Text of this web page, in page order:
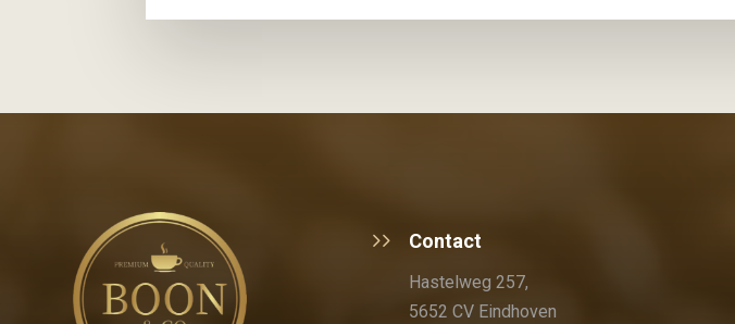
Contact
Hastelweg 257,
5652 CV Eindhoven